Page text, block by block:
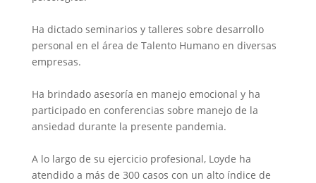
Ha dictado seminarios y talleres sobre desarrollo
personal en el área de Talento Humano en diversas
empresas.
Ha brindado asesoría en manejo emocional y ha
participado en conferencias sobre manejo de la
ansiedad durante la presente pandemia.
A lo largo de su ejercicio profesional, Loyde ha
atendido a más de 300 casos con un alto índice de